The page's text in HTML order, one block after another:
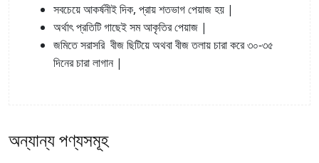
সবচেয়ে আকর্ষনীই দিক, প্রায় শতভাগ পেয়াজ হয় |
অর্থাৎ প্রতিটি গাছেই সম আকৃতির পেয়াজ |
জমিতে সরাসরি বীজ ছিটিয়ে অথবা বীজ তলায় চারা করে ৩০-৩৫
দিনের চারা লাগান |
অন্যান্য পণ্যসমূহ